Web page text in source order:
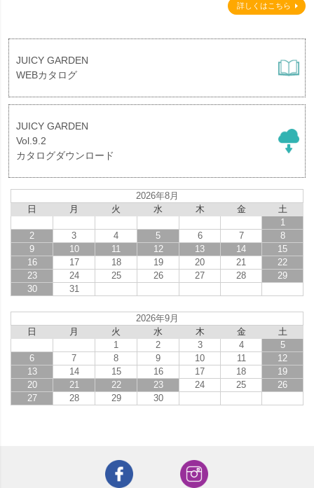
詳しくはこちら
JUICY GARDEN
WEBカタログ
JUICY GARDEN
Vol.9.2
カタログダウンロード
2026年8月
日
月 火 水 木 金
土
1
2
3 4 5 6 7
8
9
10 11 12 13 14
15
16
17 18 19 20 21
22
23
24 25 26 27 28
29
30
31
2026年9月
日
月 火 水 木 金
土
1
2 3 4
5
6
7 8 9 10 11
12
13
14 15 16 17 18
19
20
21 22 23 24 25
26
27
28 29 30